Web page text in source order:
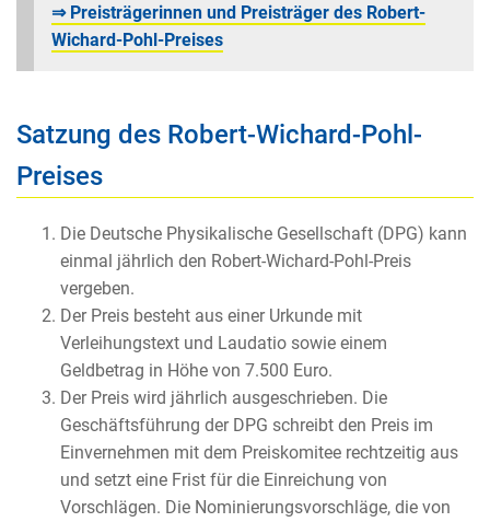
⇒ Preisträgerinnen und Preisträger des Robert-
Wichard-Pohl-Preises
Satzung des Robert-Wichard-Pohl-
Preises
Die Deutsche Physikalische Gesellschaft (DPG) kann
einmal jährlich den Robert-Wichard-Pohl-Preis
vergeben.
Der Preis besteht aus einer Urkunde mit
Verleihungstext und Laudatio sowie einem
Geldbetrag in Höhe von 7.500 Euro.
Der Preis wird jährlich ausgeschrieben. Die
Geschäftsführung der DPG schreibt den Preis im
Einvernehmen mit dem Preiskomitee rechtzeitig aus
und setzt eine Frist für die Einreichung von
Vorschlägen. Die Nominierungsvorschläge, die von